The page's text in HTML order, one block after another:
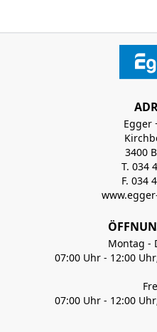
Egger
3400
T. 034
F. 034
Montag -
07:00 Uhr - 12:00
07:00 Uhr - 12:00